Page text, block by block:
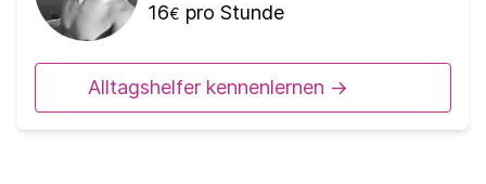
16€ pro Stunde
Alltagshelfer kennenlernen ->